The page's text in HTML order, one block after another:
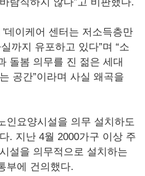
데이케어 센터는 저소득층만
까지 유포하고 있다”며 “소
돌봄 의무를 진 젊은 세대
공간”이라며 사실 왜곡을
인요양시설을 의무 설치하도
. 지난 4월 2000가구 이상 주
설을 의무적으로 설치하는
부에 건의했다.